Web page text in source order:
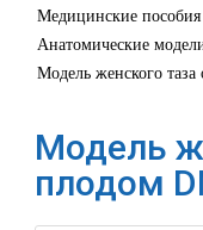
Медицинские пособия
Анатомические
Модель женского
Модель
плодом